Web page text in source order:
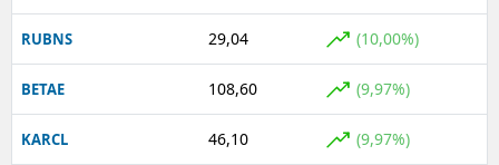
RUBNS 29,04 (10,00%)
BETAE 108,60 (9,97%)
KARCL 46,10 (9,97%)